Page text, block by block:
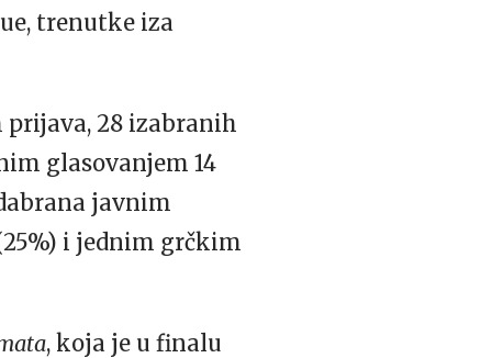
trenutke iza
prijava, 28 izabranih
glasovanjem 14
javnim
i jednim grčkim
, koja je u finalu